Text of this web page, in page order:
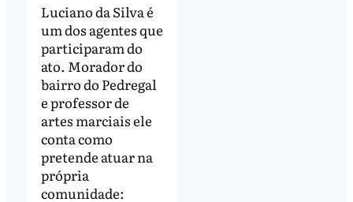
Luciano da Silva é
um dos agentes que
participaram do
ato. Morador do
bairro do Pedregal
e professor de
artes marciais ele
conta como
pretende atuar na
própria
comunidade: